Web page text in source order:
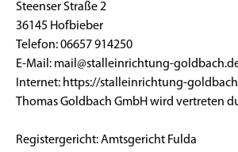
Steenser Straße 2
36145 Hofbieber
Telefon: 06657 914250
E-Mail: mail@stalleinrichtung-
Internet: https://stalleinrichtung-
Thomas Goldbach GmbH wird vertreten
Registergericht: Amtsgericht Fulda